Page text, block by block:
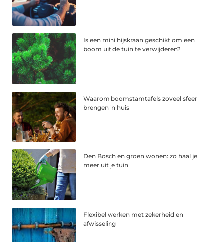
Is een mini hijskraan geschikt om een
boom uit de tuin te verwijderen?
Waarom boomstamtafels zoveel sfeer
brengen in huis
Den Bosch en groen wonen: zo haal je
meer uit je tuin
Flexibel werken met zekerheid en
afwisseling